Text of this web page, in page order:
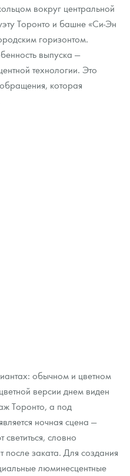
вокруг центральной
Торонто и башне «Си-Эн
горизонтом.
выпуска —
технологии. Это
которая
обычном и цветном
версии днем виден
Торонто, а под
ночная сцена —
словно
после заката. Для создания
люминесцентные